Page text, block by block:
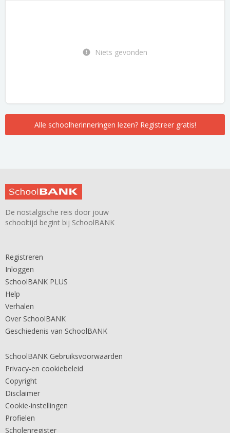
Niets gevonden
Alle schoolherinneringen lezen? Registreer gratis!
De nostalgische reis door jouw
schooltijd begint bij SchoolBANK
Registreren
Inloggen
SchoolBANK PLUS
Help
Verhalen
Over SchoolBANK
Geschiedenis van SchoolBANK
SchoolBANK Gebruiksvoorwaarden
Privacy-en cookiebeleid
Copyright
Disclaimer
Cookie-instellingen
Profielen
Scholenregister